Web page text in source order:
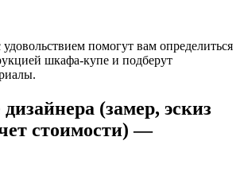
помогут вам определиться
шкафа-купе и подберут
(замер, эскиз
стоимости) —